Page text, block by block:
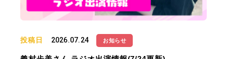
投稿日 2026.07.24 お知らせ